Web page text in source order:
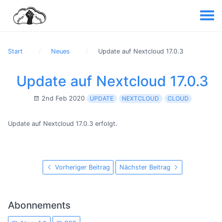
Start Neues Update auf Nextcloud 17.0.3
Update auf Nextcloud 17.0.3
2nd Feb 2020 UPDATE NEXTCLOUD CLOUD
Update auf Nextcloud 17.0.3 erfolgt.
Vorheriger Beitrag Nächster Beitrag
Abonnements